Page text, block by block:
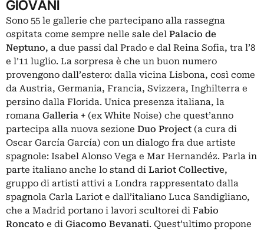
GIOVANI
Sono 55 le gallerie che partecipano alla rassegna
ospitata come sempre nelle sale del Palacio de
Neptuno, a due passi dal Prado e dal Reina Sofia, tra l’8
e l’11 luglio. La sorpresa è che un buon numero
provengono dall’estero: dalla vicina Lisbona, così come
da Austria, Germania, Francia, Svizzera, Inghilterra e
persino dalla Florida. Unica presenza italiana, la
romana Galleria + (ex White Noise) che quest’anno
partecipa alla nuova sezione Duo Project (a cura di
Oscar García García) con un dialogo fra due artiste
spagnole: Isabel Alonso Vega e Mar Hernandéz. Parla in
parte italiano anche lo stand di Lariot Collective,
gruppo di artisti attivi a Londra rappresentato dalla
spagnola Carla Lariot e dall’italiano Luca Sandigliano,
che a Madrid portano i lavori scultorei di Fabio
Roncato e di Giacomo Bevanati. Quest’ultimo propone